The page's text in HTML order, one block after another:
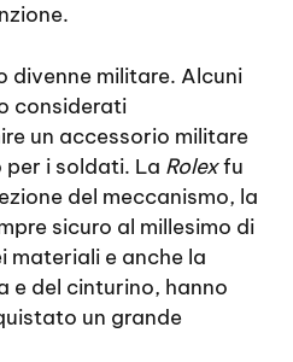
divenne militare. Alcuni
considerati
un accessorio militare
i soldati. La Rolexfu
del meccanismo, la
sicuro al millesimo di
materiali e anche la
e del cinturino, hanno
un grande